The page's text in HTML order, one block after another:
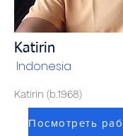
Katirin
Indonesia
Katirin (b.1968)